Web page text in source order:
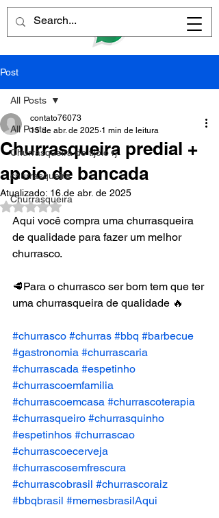
Post
All Posts
Churrasqueira de tijolo rj
churrasqueira
Churrasqueira
All Posts
Churrasqueira predial +
apoio de bancada
contato76073
15 de abr. de 2025 1 min de leitura
Atualizado: 16 de abr. de 2025
Avaliado com NaN de 5 estrelas.
Aqui você compra uma churrasqueira
de qualidade para fazer um melhor
churrasco.
🥩Para o churrasco ser bom tem que ter
uma churrasqueira de qualidade 🔥
#churrasco #churras #bbq #barbecue
#gastronomia #churrascaria
#churrascada #espetinho
#churrascoemfamilia
#churrascoemcasa #churrascoterapia
#churrasqueiro #churrasquinho
#espetinhos #churrascao
#churrascoecerveja
#churrascosemfrescura
#churrascobrasil #churrascoraiz
#bbqbrasil #memesbrasilAqui